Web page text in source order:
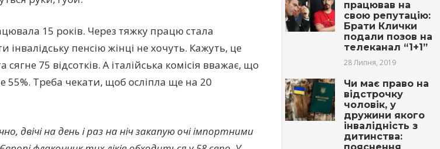
15 років. Через тяжку працю стала
iнвaлiдську пенсію жінці не хочуть. Кажуть, це
75 відсотків. А італійська комісія вважає, що
55%. Треба чекати, щоб ослiпла ще на 20
двічі на день і раз на ніч закапую очі імпортними
працював на
свою репутацію:
Брати Клички
подали позов на
телеканал “1+1”
28 Липня, 2019
Чи має право на
відстрочку
чоловік, у
дружини якого
інвалідність з
дитинства:
пояснення